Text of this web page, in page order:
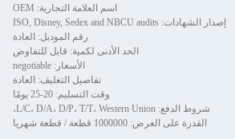
اسم العلامة التجارية: OEM
إصدار الشهادات: ISO, Disney, Sedex and NBCU audits
رقم الموديل: العادة
الحد الأدنى لكمية: قابل للتفاوض
الأسعار: negotiable
تفاصيل التغليف: العادة
وقت التسليم: 20-25 يومًا
شروط الدفع: L/C، D/A، D/P، T/T، Western Union،
القدرة على العرض: 1000000 قطعة / قطعة شهريا